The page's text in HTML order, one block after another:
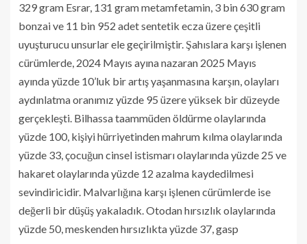
329 gram Esrar, 131 gram metamfetamin, 3 bin 630 gram
bonzai ve 11 bin 952 adet sentetik ecza üzere çeşitli
uyuşturucu unsurlar ele geçirilmiştir. Şahıslara karşı işlenen
cürümlerde, 2024 Mayıs ayına nazaran 2025 Mayıs
ayında yüzde 10’luk bir artış yaşanmasına karşın, olayları
aydınlatma oranımız yüzde 95 üzere yüksek bir düzeyde
gerçekleşti. Bilhassa taammüden öldürme olaylarında
yüzde 100, kişiyi hürriyetinden mahrum kılma olaylarında
yüzde 33, çocuğun cinsel istismarı olaylarında yüzde 25 ve
hakaret olaylarında yüzde 12 azalma kaydedilmesi
sevindiricidir. Malvarlığına karşı işlenen cürümlerde ise
değerli bir düşüş yakaladık. Otodan hırsızlık olaylarında
yüzde 50, meskenden hırsızlıkta yüzde 37, gasp